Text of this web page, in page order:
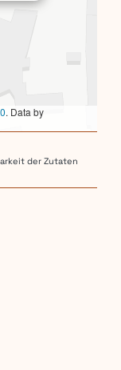
. Data by
der Zutaten